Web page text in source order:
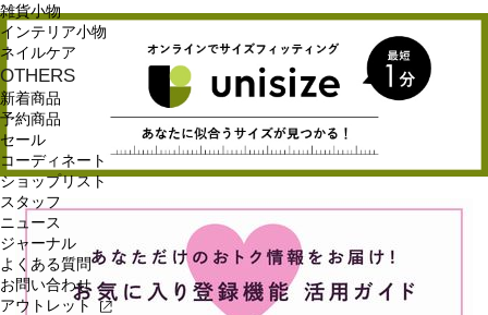
雑貨小物
インテリア小物
ネイルケア
OTHERS
新着商品
予約商品
セール
コーディネート
ショップリスト
スタッフ
ニュース
ジャーナル
よくある質問
お問い合わせ
アウトレット